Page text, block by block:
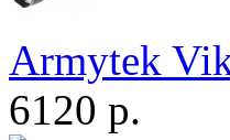
Armytek
6120 р.